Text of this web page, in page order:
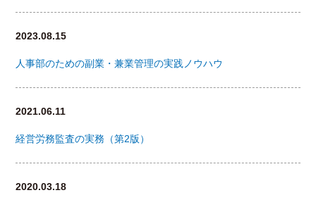
2023.08.15
人事部のための副業・兼業管理の実践ノウハウ
2021.06.11
経営労務監査の実務（第2版）
2020.03.18